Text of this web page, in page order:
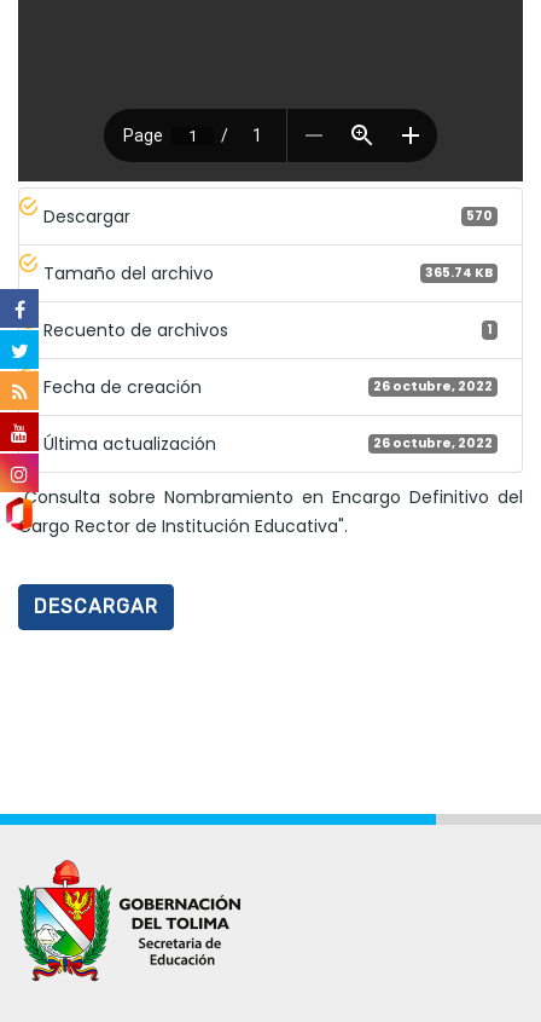
Descargar 570
Tamaño del archivo 365.74 KB
Recuento de archivos 1
Fecha de creación 26 octubre, 2022
Última actualización 26 octubre, 2022
"Consulta sobre Nombramiento en Encargo Definitivo del
Cargo Rector de Institución Educativa".
DESCARGAR